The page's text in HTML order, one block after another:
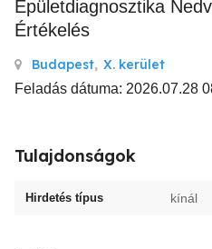
Épületdiagnosztika
Értékelés
Budapest, X. kerület
Feladás dátuma: 2026.07.28
Tulajdonságok
Hirdetés típus kínál